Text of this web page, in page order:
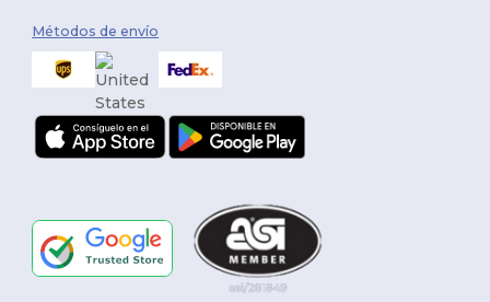
Métodos de envío